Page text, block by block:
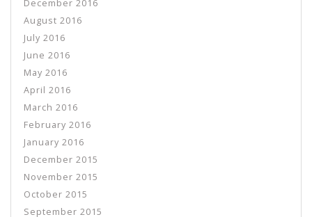
December 2016
August 2016
July 2016
June 2016
May 2016
April 2016
March 2016
February 2016
January 2016
December 2015
November 2015
October 2015
September 2015